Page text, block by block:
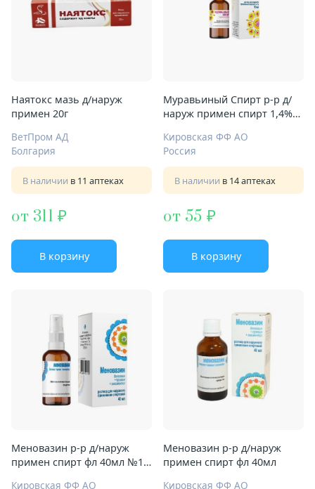
Наятокс мазь д/наруж
примен 20г
ВетПром АД
Болгария
В наличии в 11 аптеках
от 311
В корзину
Муравьиный Спирт р-р д/
наруж примен спирт 1,4%
Кировская ФФ АО
Россия
В наличии в 14 аптеках
от 55
В корзину
Меновазин р-р д/наруж
примен спирт фл 40мл №1 с
Кировская ФФ АО
Меновазин р-р д/наруж
примен спирт фл 40мл
Кировская ФФ АО